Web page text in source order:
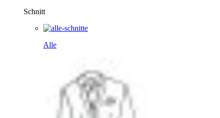
Schnitt
Alle